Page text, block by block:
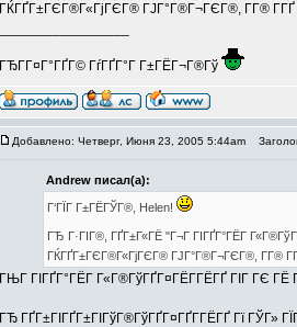
ГЌГҐГ±ГЄГ®Г«ГјГЄГ® ГЈГ°Г®Г¬ГЄГ®, Г­Г®
ГЂГ­Г¤Г°ГҐГ© ГѓГҐГ°Г Г±ГЁГ¬Г®Гў
Добавлено: Четверг, Июня 23, 2005 5:44am
Andrew писал(а):
Г‘ГЇГ Г±ГЁГЎГ®, Helen!
ГЂ Г·ГІГ®, ГҐГ±Г«ГЁ "Г¬Г ГІГҐГ°ГЁГ
ГЌГҐГ±ГЄГ®Г«ГјГЄГ® ГЈГ°Г®Г¬ГЄГ®, Г­Г®
ГЊГ ГІГҐГ°ГЁГ Г«Г®ГўГҐГ¤ГЁГ­ГЁГҐ ГІГ ГЄ ГЁ
ГЂ ГҐГ±ГІГҐГ±ГІГўГ®ГўГҐГ¤ГҐГ­ГЁГҐ Гї ГЎГ»